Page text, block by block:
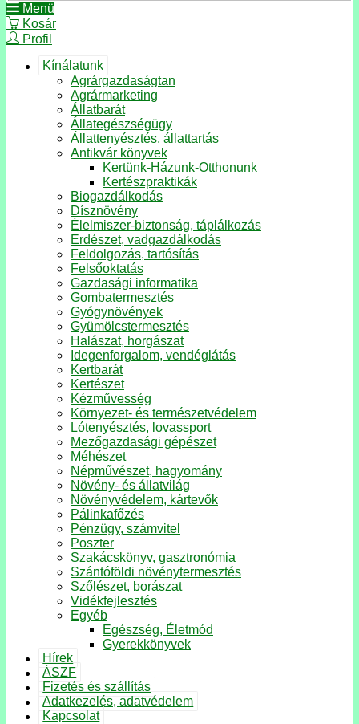
Menü
Kosár
Profil
Kínálatunk
Agrárgazdaságtan
Agrármarketing
Állatbarát
Állategészségügy
Állattenyésztés, állattartás
Antikvár könyvek
Kertünk-Házunk-Otthonunk
Kertészpraktikák
Biogazdálkodás
Dísznövény
Élelmiszer-biztonság, táplálkozás
Erdészet, vadgazdálkodás
Feldolgozás, tartósítás
Felsőoktatás
Gazdasági informatika
Gombatermesztés
Gyógynövények
Gyümölcstermesztés
Halászat, horgászat
Idegenforgalom, vendéglátás
Kertbarát
Kertészet
Kézművesség
Környezet- és természetvédelem
Lótenyésztés, lovassport
Mezőgazdasági gépészet
Méhészet
Népművészet, hagyomány
Növény- és állatvilág
Növényvédelem, kártevők
Pálinkafőzés
Pénzügy, számvitel
Poszter
Szakácskönyv, gasztronómia
Szántóföldi növénytermesztés
Szőlészet, borászat
Vidékfejlesztés
Egyéb
Egészség, Életmód
Gyerekkönyvek
Hírek
ÁSZF
Fizetés és szállítás
Adatkezelés, adatvédelem
Kapcsolat